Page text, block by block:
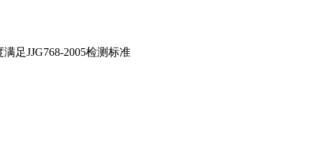
足JJG768-2005检测标准